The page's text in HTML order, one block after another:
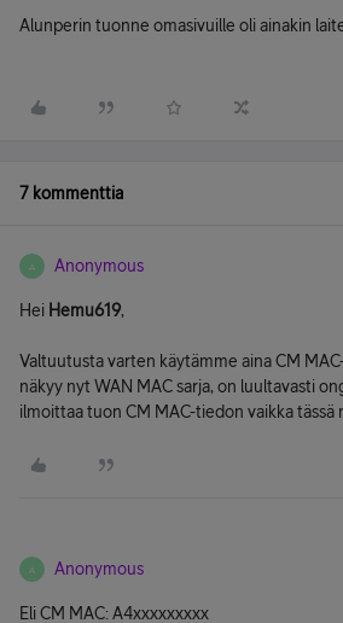
Alunperin tuonne omasivuille oli ainakin
7 kommenttia
A Anonymous
Hei Hemu619,
Valtuutusta varten käytämme aina CM
näkyy nyt WAN MAC sarja, on luultavasti
ilmoittaa tuon CM MAC-tiedon vaikka tässä
A Anonymous
Eli CM MAC: A4xxxxxxxxx